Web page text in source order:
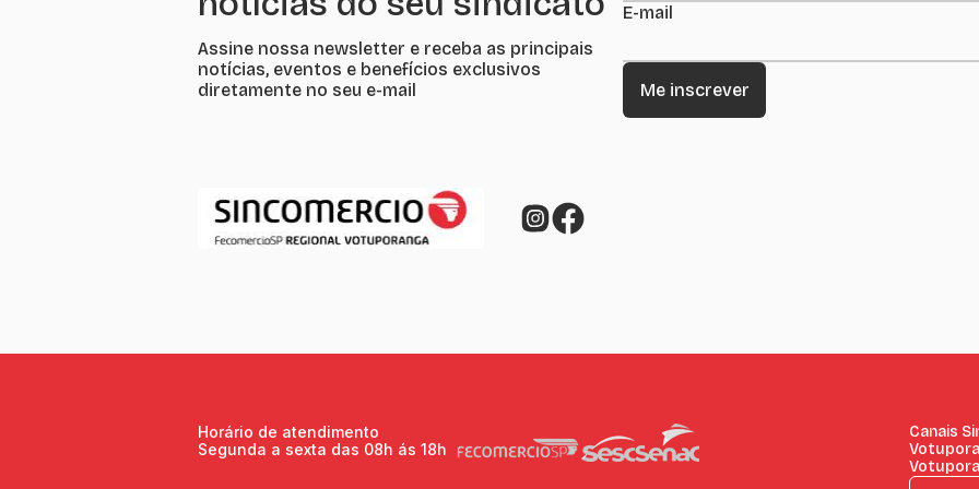
Assine nossa newsletter e receba as principais
notícias, eventos e benefícios exclusivos
diretamente no seu e-mail
E-mail
Horário de atendimento
Segunda a sexta das 08h ás 18h
Canais